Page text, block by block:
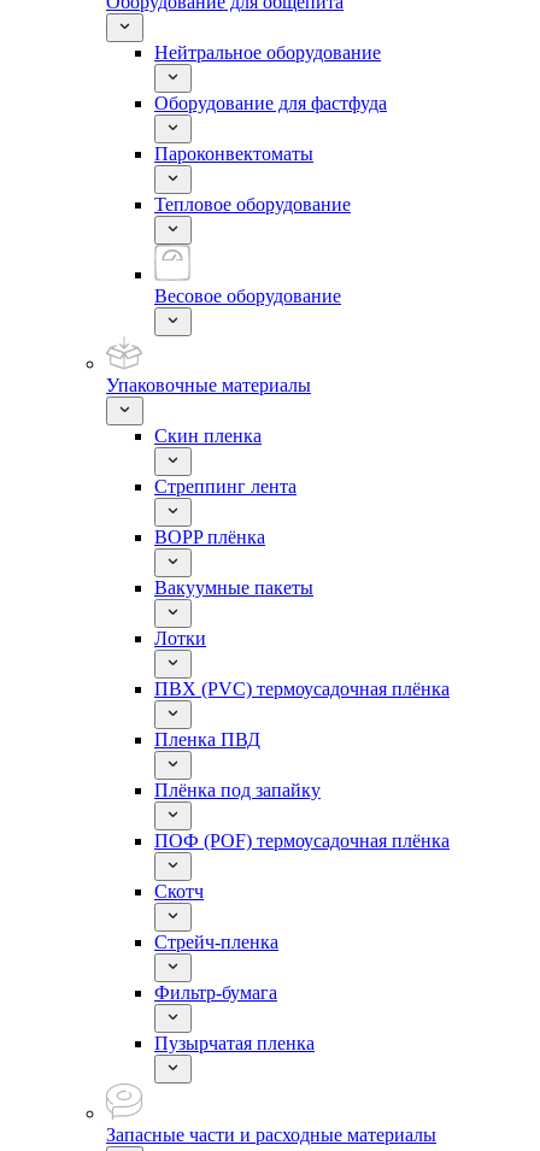
Нейтральное оборудование
Оборудование для фастфуда
Пароконвектоматы
Тепловое оборудование
Весовое оборудование
Упаковочные материалы
Скин пленка
Стреппинг лента
BOPP плёнка
Вакуумные пакеты
Лотки
ПВХ (PVC) термоусадочная плёнка
Пленка ПВД
Плёнка под запайку
ПОФ (POF) термоусадочная плёнка
Скотч
Стрейч-пленка
Фильтр-бумага
Пузырчатая пленка
Запасные части и расходные материалы